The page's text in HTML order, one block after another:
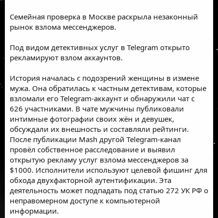
Семейная проверка в Москве раскрыла незаконный
рынок взлома мессенджеров.
Под видом детективных услуг в Telegram открыто
рекламируют взлом аккаунтов.
История началась с подозрений женщины в измене
мужа. Она обратилась к частным детективам, которые
взломали его Telegram-аккаунт и обнаружили чат с
626 участниками. В чате мужчины публиковали
интимные фотографии своих жён и девушек,
обсуждали их внешность и составляли рейтинги.
После публикации Mash другой Telegram-канал
провёл собственное расследование и выявил
открытую рекламу услуг взлома мессенджеров за
$1000. Исполнители используют целевой фишинг для
обхода двухфакторной аутентификации. Эта
деятельность может подпадать под статью 272 УК РФ о
неправомерном доступе к компьютерной
информации.